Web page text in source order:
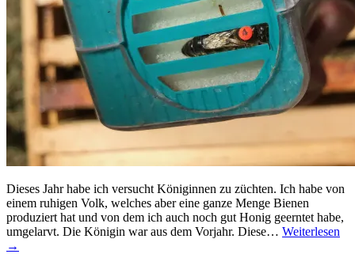
Dieses Jahr habe ich versucht Königinnen zu züchten. Ich habe von
einem ruhigen Volk, welches aber eine ganze Menge Bienen
produziert hat und von dem ich auch noch gut Honig geerntet habe,
umgelarvt. Die Königin war aus dem Vorjahr. Diese… Weiterlesen
→